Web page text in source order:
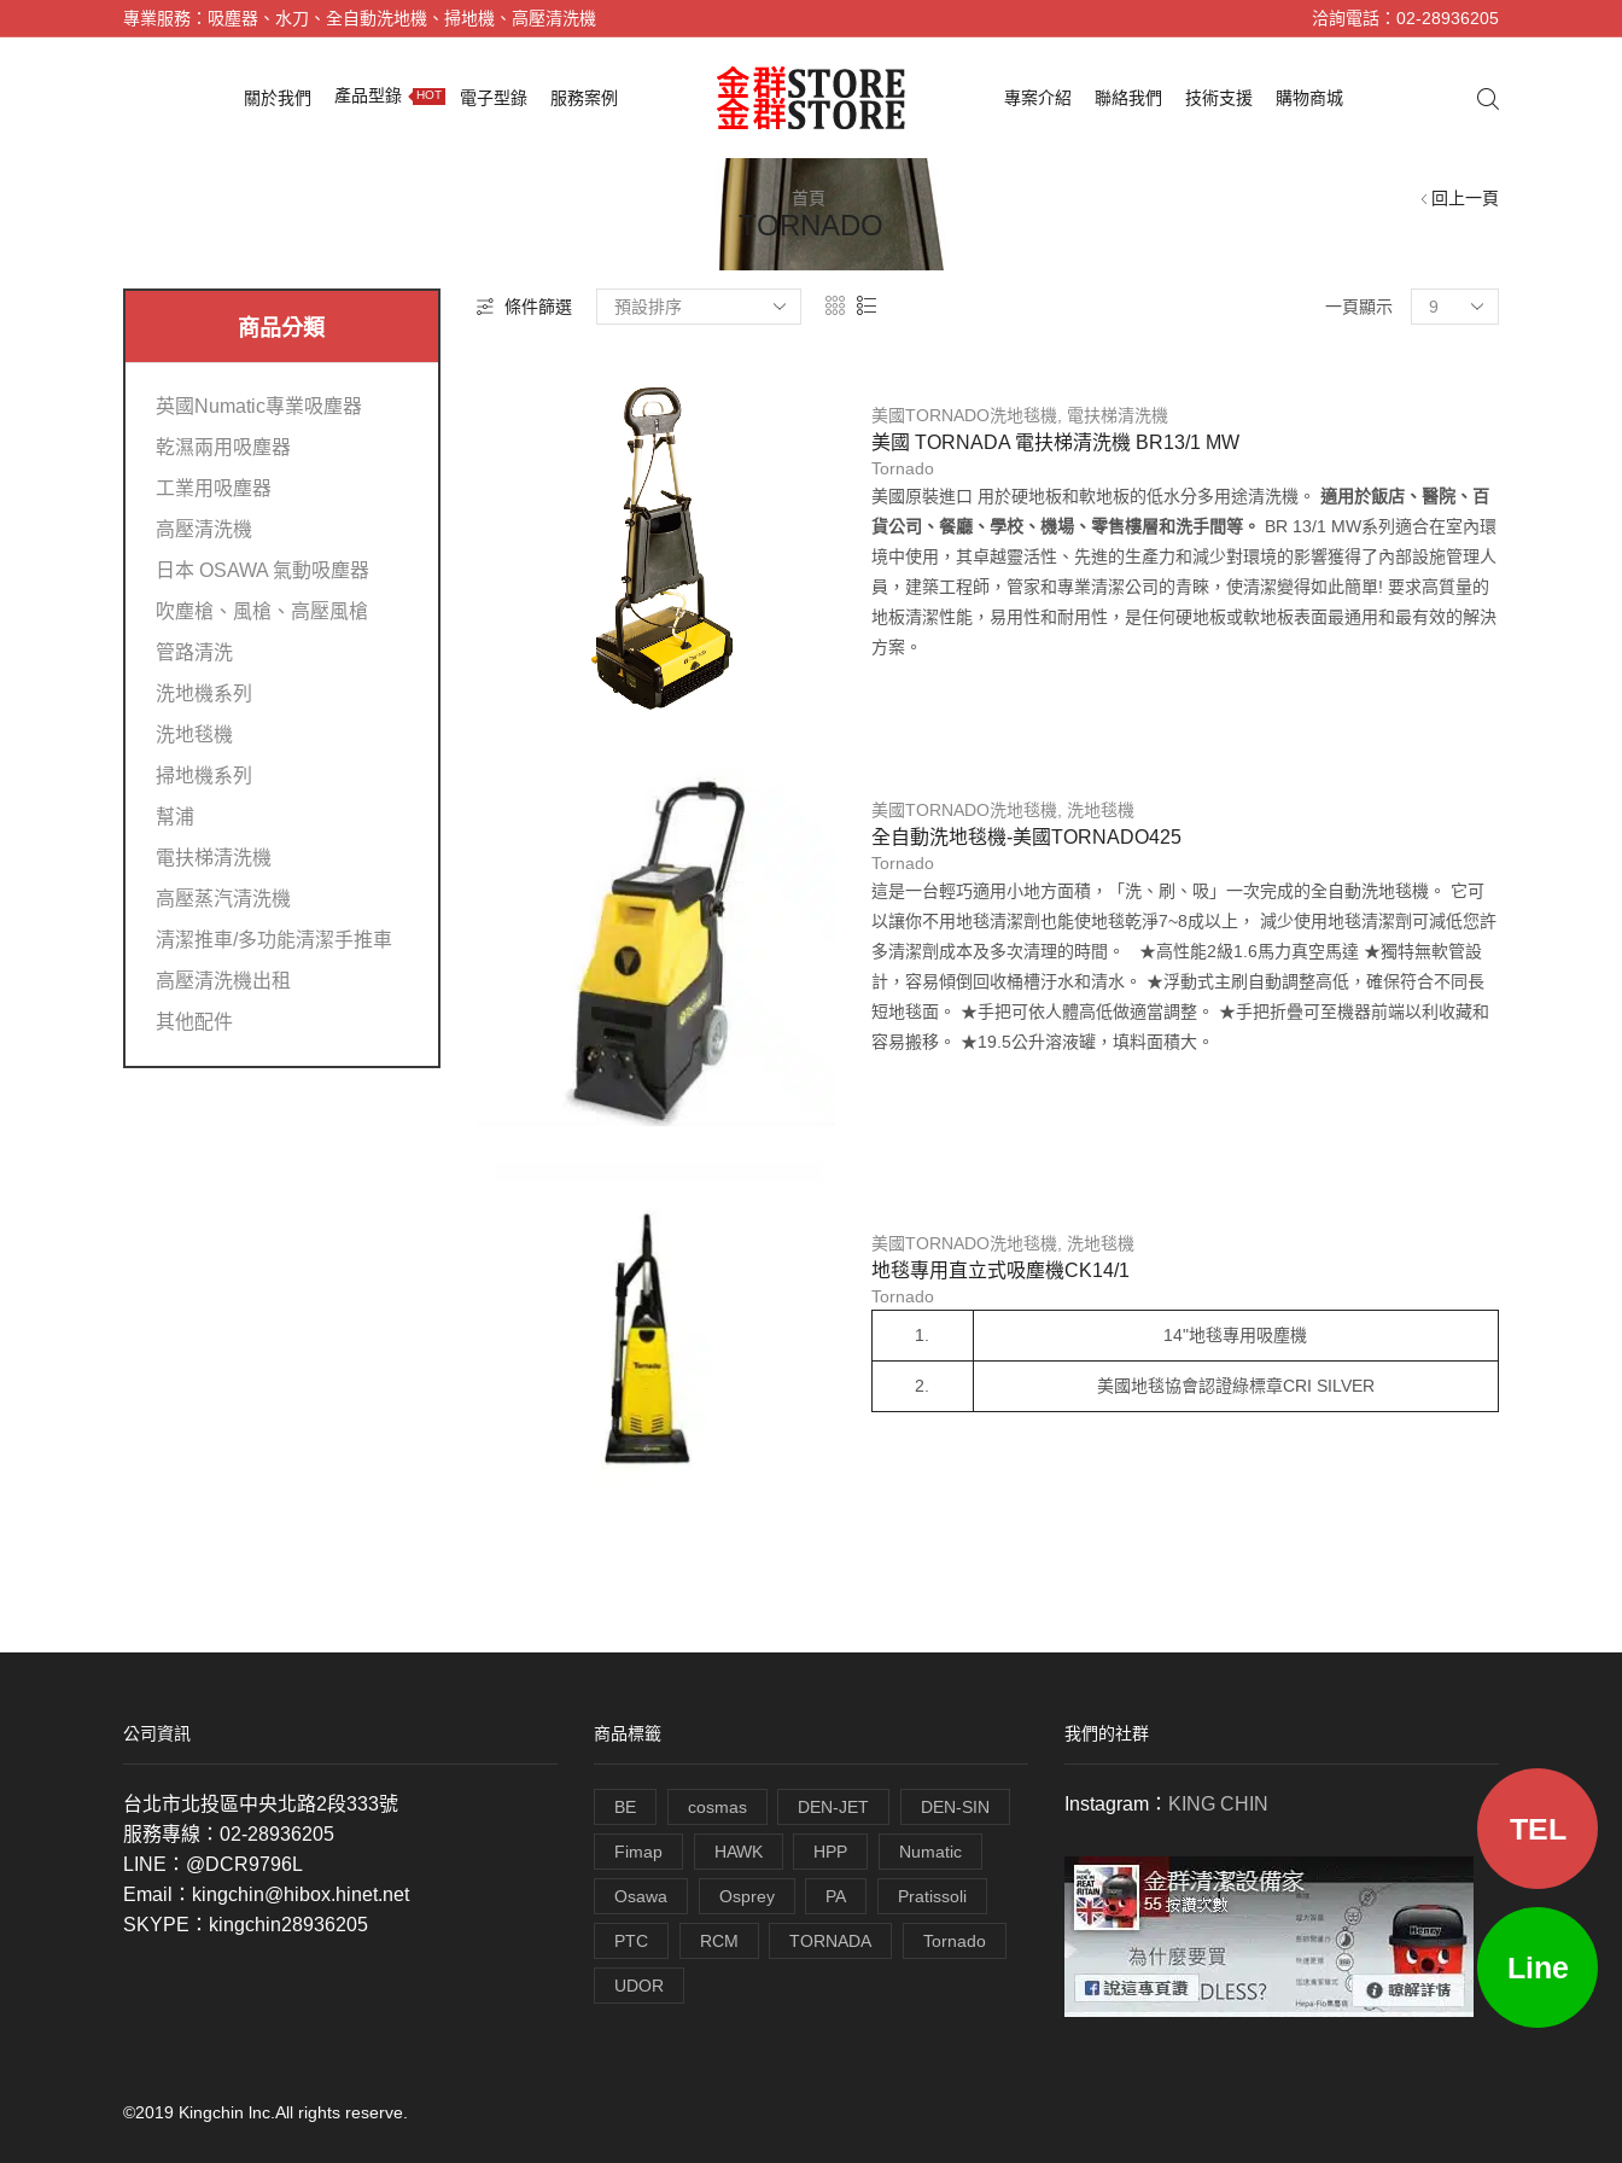
專業服務：吸塵器、水刀、全自動洗地機、掃地機、高壓清洗機 洽詢電話：02-28936205
關於我們 產品型錄 HOT 電子型錄 服務案例 專案介紹 聯絡我們 技術支援 購物商城
首頁
TORNADO
回上一頁
條件篩選 一頁顯示
美國TORNADO洗地毯機, 電扶梯清洗機
美國 TORNADA 電扶梯清洗機 BR13/1 MW
Tornado
美國原裝進口 用於硬地板和軟地板的低水分多用途清洗機。 適用於飯店、醫院、百
貨公司、餐廳、學校、機場、零售樓層和洗手間等。 BR 13/1 MW系列適合在室內環
境中使用，其卓越靈活性、先進的生產力和減少對環境的影響獲得了內部設施管理人
員，建築工程師，管家和專業清潔公司的青睞，使清潔變得如此簡單! 要求高質量的
地板清潔性能，易用性和耐用性，是任何硬地板或軟地板表面最通用和最有效的解決
方案。
美國TORNADO洗地毯機, 洗地毯機
全自動洗地毯機-美國TORNADO425
Tornado
這是一台輕巧適用小地方面積，「洗、刷、吸」一次完成的全自動洗地毯機。 它可
以讓你不用地毯清潔劑也能使地毯乾淨7~8成以上， 減少使用地毯清潔劑可減低您許
多清潔劑成本及多次清理的時間。 ★高性能2級1.6馬力真空馬達 ★獨特無軟管設
計，容易傾倒回收桶槽汙水和清水。 ★浮動式主刷自動調整高低，確保符合不同長
短地毯面。 ★手把可依人體高低做適當調整。 ★手把折疊可至機器前端以利收藏和
容易搬移。 ★19.5公升溶液罐，填料面積大。
美國TORNADO洗地毯機, 洗地毯機
地毯專用直立式吸塵機CK14/1
Tornado
1.
14"地毯專用吸塵機
2. 美國地毯協會認證綠標章CRI SILVER
商品分類
英國Numatic專業吸塵器
乾濕兩用吸塵器
工業用吸塵器
高壓清洗機
日本 OSAWA 氣動吸塵器
吹塵槍、風槍、高壓風槍
管路清洗
洗地機系列
洗地毯機
掃地機系列
幫浦
電扶梯清洗機
高壓蒸汽清洗機
清潔推車/多功能清潔手推車
高壓清洗機出租
其他配件
公司資訊
台北市北投區中央北路2段333號
服務專線：02-28936205
LINE：@DCR9796L
Email：kingchin@hibox.hinet.net
SKYPE：kingchin28936205
商品標籤
BE cosmas DEN-JET DEN-SIN
Fimap HAWK HPP Numatic
Osawa Osprey PA Pratissoli
PTC RCM TORNADA Tornado
UDOR
我們的社群
Instagram： KING CHIN
©2019 Kingchin lnc.All rights reserve.
TEL
Line